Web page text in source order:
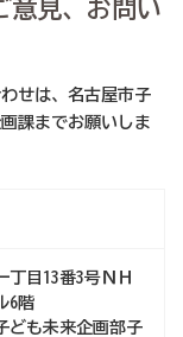
意見、お問い
せは、名古屋市子
課までお願いしま
目13番3号ＮＨ
6階
ども未来企画部子